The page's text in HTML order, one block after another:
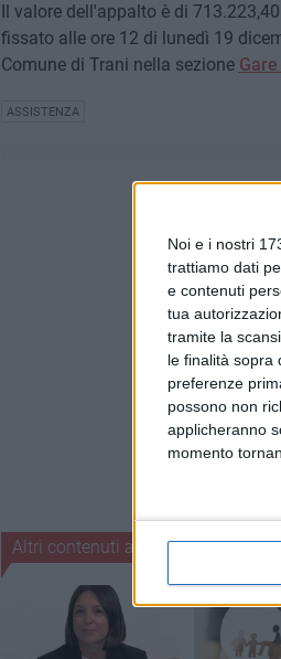
Noi e i nostri
trattiamo dati
e contenuti
tua
tramite la
le finalità sopra
preferenze
possono non
applicheranno
momento
Il valore dell'appalto è di
fissato alle ore 12 di lunedì 19
Comune di Trani nella sezione
ASSISTENZA
Altri contenuti a tema